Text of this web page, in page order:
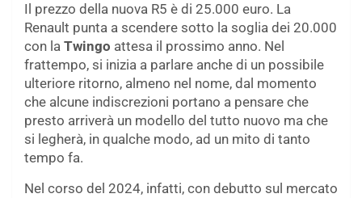
Il prezzo della nuova R5 è di 25.000 euro. La
Renault punta a scendere sotto la soglia dei 20.000
con la Twingo attesa il prossimo anno. Nel
frattempo, si inizia a parlare anche di un possibile
ulteriore ritorno, almeno nel nome, dal momento
che alcune indiscrezioni portano a pensare che
presto arriverà un modello del tutto nuovo ma che
si legherà, in qualche modo, ad un mito di tanto
tempo fa.
Nel corso del 2024, infatti, con debutto sul mercato